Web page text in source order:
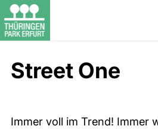
Street One
Immer voll im Trend! Immer